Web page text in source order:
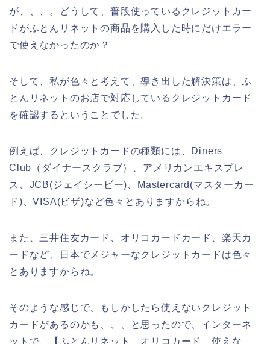
が、、、。どうして、普段使っているクレジットカー
ドがふとんリネットの商品を購入した時にだけエラー
で使えなかったのか？
そして、私が色々と考えて、導き出した解決策は、ふ
とんリネットのお店で対応しているクレジットカード
を確認するということでした。
例えば、クレジットカードの種類には、Diners
Club（ダイナースクラブ）、アメリカンエキスプレ
ス、JCB(ジェイシービー)、Mastercard(マスターカー
ド)、VISA(ビザ)など色々とありますからね。
また、三井住友カード、オリコカードカード、楽天カ
ードなど、日本でメジャーなクレジットカードは色々
とありますからね。
そのような感じで、もしかしたら使えないクレジット
カードがあるのかも、、、と思ったので、インターネ
ットで、【ふとんリネット オリコカード 使えな